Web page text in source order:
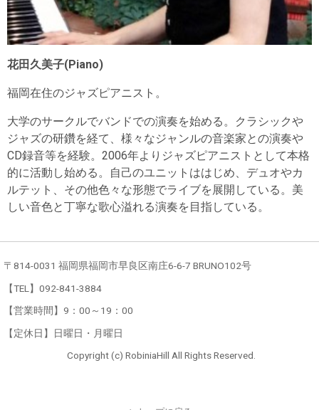
花田久美子(Piano)
福岡在住のジャズピアニスト。
大学のサークルでバンドでの演奏を始める。クラシックや
ジャズの研鑽を経て、様々なジャンルの音楽家との演奏や
CD録音等を経験。2006年よりジャズピアニストとして本格
的に活動し始める。自己のユニットははじめ、デュオやカ
ルテット、その他色々な形態でライブを展開している。美
しい音色と丁寧な歌心溢れる演奏を目指している。
〒814-0031 福岡県福岡市早良区南庄6-6-7 BRUNO102号
【TEL】092-841-3884
【営業時間】9：00～19：00
【定休日】日曜日・月曜日
Copyright (c) RobiniaHill All Rights Reserved.